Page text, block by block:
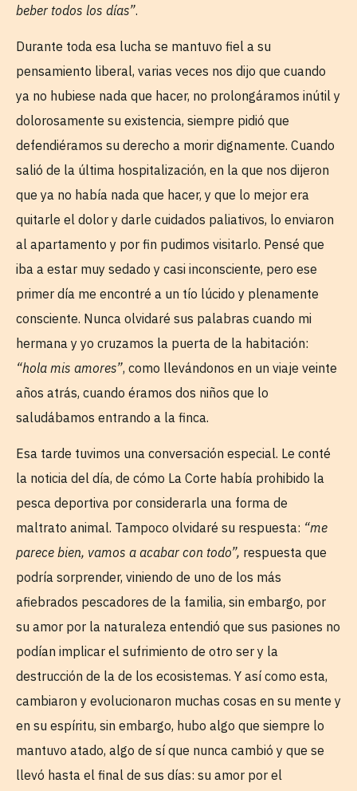
beber todos los días”.
Durante toda esa lucha se mantuvo fiel a su
pensamiento liberal, varias veces nos dijo que cuando
ya no hubiese nada que hacer, no prolongáramos inútil y
dolorosamente su existencia, siempre pidió que
defendiéramos su derecho a morir dignamente. Cuando
salió de la última hospitalización, en la que nos dijeron
que ya no había nada que hacer, y que lo mejor era
quitarle el dolor y darle cuidados paliativos, lo enviaron
al apartamento y por fin pudimos visitarlo. Pensé que
iba a estar muy sedado y casi inconsciente, pero ese
primer día me encontré a un tío lúcido y plenamente
consciente. Nunca olvidaré sus palabras cuando mi
hermana y yo cruzamos la puerta de la habitación:
“hola mis amores”, como llevándonos en un viaje veinte
años atrás, cuando éramos dos niños que lo
saludábamos entrando a la finca.
Esa tarde tuvimos una conversación especial. Le conté
la noticia del día, de cómo La Corte había prohibido la
pesca deportiva por considerarla una forma de
maltrato animal. Tampoco olvidaré su respuesta: “me
parece bien, vamos a acabar con todo”, respuesta que
podría sorprender, viniendo de uno de los más
afiebrados pescadores de la familia, sin embargo, por
su amor por la naturaleza entendió que sus pasiones no
podían implicar el sufrimiento de otro ser y la
destrucción de la de los ecosistemas. Y así como esta,
cambiaron y evolucionaron muchas cosas en su mente y
en su espíritu, sin embargo, hubo algo que siempre lo
mantuvo atado, algo de sí que nunca cambió y que se
llevó hasta el final de sus días: su amor por el